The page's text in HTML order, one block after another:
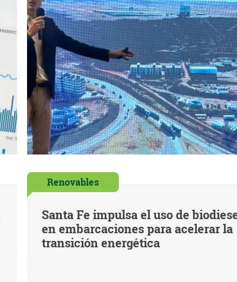
Renovables
Santa Fe impulsa el uso de
en embarcaciones para acelerar la
transición energética